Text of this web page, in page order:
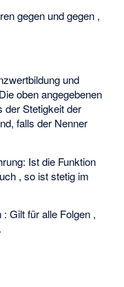
gegen undgegen ,
und
oben angegebenen
der Stetigkeit der
falls der Nenner
Ist die Funktion
, so iststetig im
: Gilt für alle Folgen ,
.